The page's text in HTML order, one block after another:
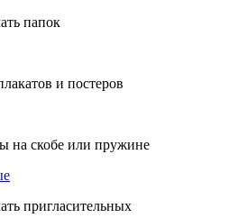
папок
и постеров
на скобе или пружине
пригласительных